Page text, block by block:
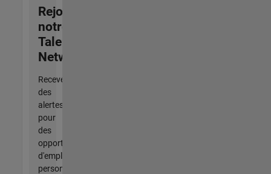
Rejoignez
notre
Talent
Network
Recevez
des
alertes
pour
des
opportunités
d'emploi
personnalisées,